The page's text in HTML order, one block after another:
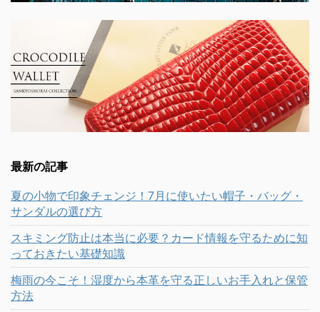
最新の記事
夏の小物で印象チェンジ！7月に使いたい帽子・バッグ・
サンダルの選び方
スキミング防止は本当に必要？カード情報を守るために知
っておきたい基礎知識
梅雨の今こそ！湿度から本革を守る正しいお手入れと保管
方法